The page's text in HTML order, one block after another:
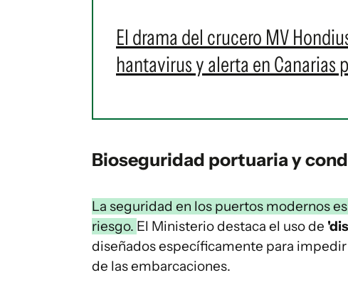
El drama del crucero MV
hantavirus y alerta en Canarias
Bioseguridad portuaria y
La seguridad en los puertos modernos
riesgo. El Ministerio destaca el uso de
diseñados específicamente para
de las embarcaciones.